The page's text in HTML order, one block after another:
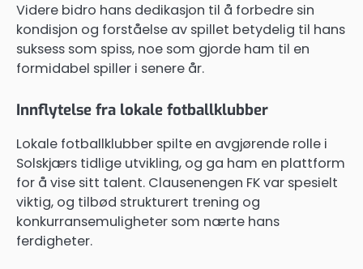
Videre bidro hans dedikasjon til å forbedre sin
kondisjon og forståelse av spillet betydelig til hans
suksess som spiss, noe som gjorde ham til en
formidabel spiller i senere år.
Innflytelse fra lokale fotballklubber
Lokale fotballklubber spilte en avgjørende rolle i
Solskjærs tidlige utvikling, og ga ham en plattform
for å vise sitt talent. Clausenengen FK var spesielt
viktig, og tilbød strukturert trening og
konkurransemuligheter som nærte hans
ferdigheter.